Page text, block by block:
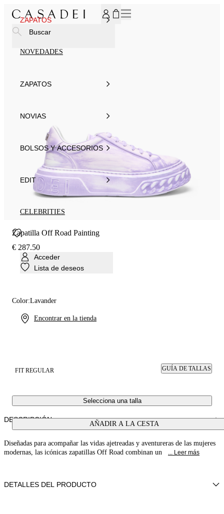
ZAPATOS
NOVEDADES
ZAPATOS
NOVIAS
BOLSOS Y ACCESORIOS
EDIT
CELEBRITIES
Acceder
Lista de deseos
Encontrar en la tienda
Buscar
Zapatilla Off Road Painting
€ 287.50
Color:Lavander
FIT REGULAR GUÍA DE TALLAS
Selecciona una talla
AÑADIR A LA CESTA
DESCRIPCIÓN
Diseñadas para acompañar las vidas ajetreadas y aventureras de las mujeres
modernas, las icónicas zapatillas Off Road combinan un
... Leer más
DETALLES DEL PRODUCTO